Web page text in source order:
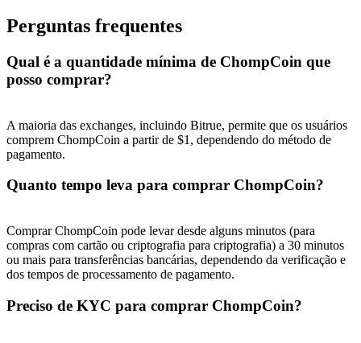
Deposit & Trade BTC to Share 25000 USDT prize pool!
Deposit CASHCAT & Win
Perguntas frequentes
Qual é a quantidade mínima de ChompCoin que
posso comprar?
A maioria das exchanges, incluindo Bitrue, permite que os usuários
comprem ChompCoin a partir de $1, dependendo do método de
pagamento.
Quanto tempo leva para comprar ChompCoin?
Comprar ChompCoin pode levar desde alguns minutos (para
compras com cartão ou criptografia para criptografia) a 30 minutos
ou mais para transferências bancárias, dependendo da verificação e
dos tempos de processamento de pagamento.
Preciso de KYC para comprar ChompCoin?